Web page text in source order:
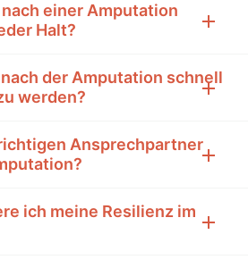
einer Amputation
Halt?
der Amputation schnell
werden?
Ansprechpartner
ich meine Resilienz im